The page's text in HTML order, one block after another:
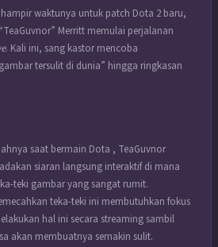
hampir waktunya untuk patch Dota 2 baru,
Merritt memulai perjalanan
. Kali ini, sang kastor mencoba
tersulit di dunia” hingga ringkasan
saat bermain Dota , TeaGuvnor
siaran langsung interaktif di mana
teki gambar yang sangat rumit.
teka-teki ini membutuhkan fokus
hal ini secara streaming sambil
akan membuatnya semakin sulit.